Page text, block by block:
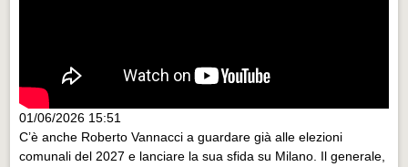
01/06/2026 15:51
C’è anche Roberto Vannacci a guardare già alle elezioni
comunali del 2027 e lanciare la sua sfida su Milano. Il generale,